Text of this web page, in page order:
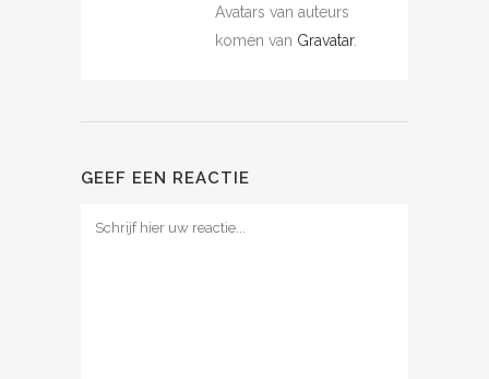
Avatars van auteurs
komen van Gravatar.
GEEF EEN REACTIE